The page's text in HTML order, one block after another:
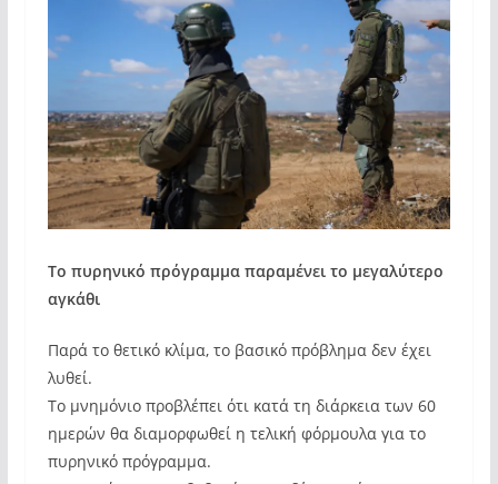
Το πυρηνικό πρόγραμμα παραμένει το μεγαλύτερο
αγκάθι
Παρά το θετικό κλίμα, το βασικό πρόβλημα δεν έχει
λυθεί.
Το μνημόνιο προβλέπει ότι κατά τη διάρκεια των 60
ημερών θα διαμορφωθεί η τελική φόρμουλα για το
πυρηνικό πρόγραμμα.